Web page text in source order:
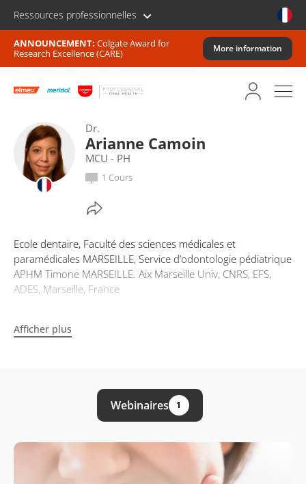
Ressources professionnelles
ANNOUNCEMENT: Colgate Award for
Research Excellence (CARE)
More information
Dr.
Arianne Camoin
MCU - PH
1 Cours
Ecole dentaire, Faculté des sciences médicales et
paramédicales MARSEILLE, Service d’odontologie pédiatrique
APHM Timone MARSEILLE. Aix Marseille Univ, CNRS, EFS,
ADES, Marseille, France
Afficher plus
Webinaires 1